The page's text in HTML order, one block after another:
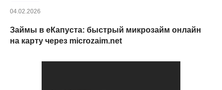
04.02.2026
Займы в eКапуста: быстрый микрозайм онлайн
на карту через microzaim.net